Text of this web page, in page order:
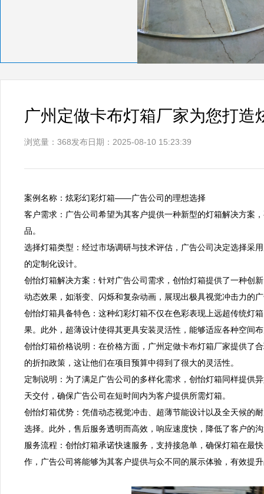
广州定做卡布灯箱厂家为您打造
浏览量：368发布日期：2025-08-10 15:23:39
案例名称：炫彩幻彩灯箱——广告公司的理想选择
客户需求：广告公司希望为其客户提供一种新型的灯箱解决方案
品。
选择灯箱类型：经过市场调研与技术评估，广告公司决定选择采
的定制化设计。
创怡灯箱解决方案：针对广告公司需求，创怡灯箱提供了一种创
动态效果，如渐变、闪烁和复杂动画，展现出极具视觉冲击力的
创怡灯箱具备特色：这种幻彩灯箱不仅在色彩表现上远超传统灯
果。此外，超薄设计使得其更具安装灵活性，能够适应各种空间
创怡灯箱价格说明：在价格方面，广州定做卡布灯箱厂家提供了
的折扣政策，这让他们在项目预算中得到了很大的灵活性。
定制说明：为了满足广告公司的多样化需求，创怡灯箱同样提供
天交付，确保广告公司在短时间内为客户提供所需灯箱。
创怡灯箱优势：凭借动态视觉冲击、超薄节能设计以及全天候的
选择。此外，售后服务透明而高效，响应速度快，降低了客户的
服务流程：创怡灯箱承诺快速服务，支持接急单，确保灯箱在最
作，广告公司将能够为其客户提供与众不同的展示体验，有效提